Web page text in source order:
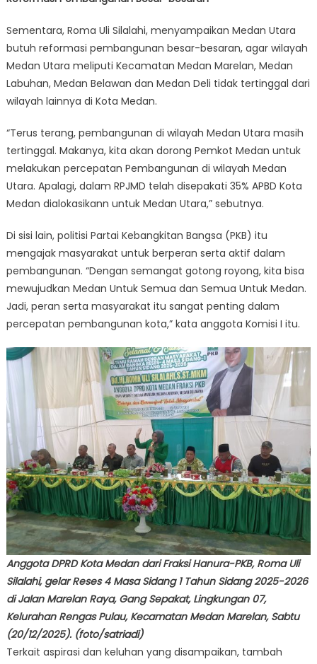
Sementara, Roma Uli Silalahi, menyampaikan Medan Utara
butuh reformasi pembangunan besar-besaran, agar wilayah
Medan Utara meliputi Kecamatan Medan Marelan, Medan
Labuhan, Medan Belawan dan Medan Deli tidak tertinggal dari
wilayah lainnya di Kota Medan.
“Terus terang, pembangunan di wilayah Medan Utara masih
tertinggal. Makanya, kita akan dorong Pemkot Medan untuk
melakukan percepatan Pembangunan di wilayah Medan
Utara. Apalagi, dalam RPJMD telah disepakati 35% APBD Kota
Medan dialokasikann untuk Medan Utara,” sebutnya.
Di sisi lain, politisi Partai Kebangkitan Bangsa (PKB) itu
mengajak masyarakat untuk berperan serta aktif dalam
pembangunan. “Dengan semangat gotong royong, kita bisa
mewujudkan Medan Untuk Semua dan Semua Untuk Medan.
Jadi, peran serta masyarakat itu sangat penting dalam
percepatan pembangunan kota,” kata anggota Komisi I itu.
Anggota DPRD Kota Medan dari Fraksi Hanura-PKB, Roma Uli
Silalahi, gelar Reses 4 Masa Sidang 1 Tahun Sidang 2025-2026
di Jalan Marelan Raya, Gang Sepakat, Lingkungan 07,
Kelurahan Rengas Pulau, Kecamatan Medan Marelan, Sabtu
(20/12/2025). (foto/satriadi)
Terkait aspirasi dan keluhan yang disampaikan, tambah